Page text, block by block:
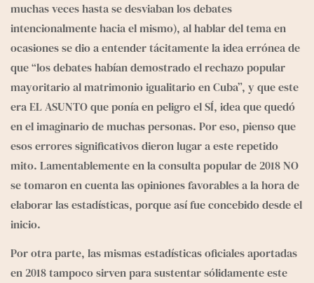
muchas veces hasta se desviaban los debates
intencionalmente hacia el mismo), al hablar del tema en
ocasiones se dio a entender tácitamente la idea errónea de
que “los debates habían demostrado el rechazo popular
mayoritario al matrimonio igualitario en Cuba”, y que este
era EL ASUNTO que ponía en peligro el SÍ, idea que quedó
en el imaginario de muchas personas. Por eso, pienso que
esos errores significativos dieron lugar a este repetido
mito. Lamentablemente en la consulta popular de 2018 NO
se tomaron en cuenta las opiniones favorables a la hora de
elaborar las estadísticas, porque así fue concebido desde el
inicio.
Por otra parte, las mismas estadísticas oficiales aportadas
en 2018 tampoco sirven para sustentar sólidamente este